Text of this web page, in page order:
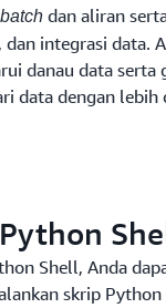
batch dan aliran
dan integrasi data.
danau data serta
data dengan lebih
Shell, Anda
skrip Python